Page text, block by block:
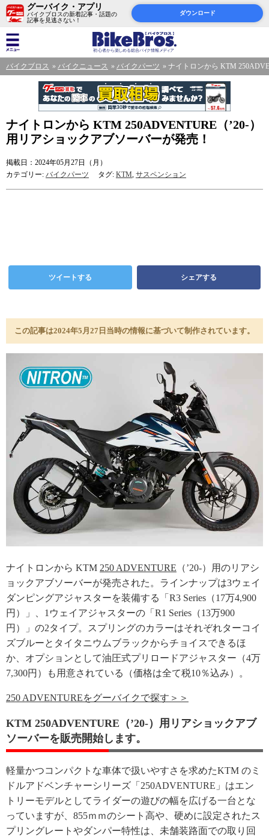
グーバイク・アプリ
バイクブロスの新着記事・話題の
記事を見逃さない！
ダウンロード
バイクブロス バイクニュース バイクパーツ ナイトロンから KTM
ナイトロンから KTM 250ADVENTURE（’20-）
用リアショックアブソーバーが発売！
掲載日：2024年05月27日（月）
カテゴリー: バイクパーツ タグ: KTM, サスペンション
ツイートする シェアする
この記事は2024年5月27日当時の情報に基づいて制作されています。
ナイトロンから KTM 250 ADVENTURE （’20-）用のリアシ
ョックアブソーバーが発売された。ラインナップは3ウェイ
ダンピングアジャスターを装備する「R3 Series（17万4,900
円）」、1ウェイアジャスターの「R1 Series（13万900
円）」の2タイプ。スプリングのカラーはそれぞれターコイ
ズブルーとタイタニウムブラックからチョイスできるほ
か、オプションとして油圧式プリロードアジャスター（4万
7,300円）も用意されている（価格は全て税10％込み）。
250 ADVENTUREをグーバイクで探す＞＞
KTM 250ADVENTURE（’20-）用リアショックアブ
ソーバーを販売開始します。
軽量かつコンパクトな車体で扱いやすさを求めたKTM のミ
ドルアドベンチャーシリーズ「250ADVENTURE」はエン
トリーモデルとしてライダーの遊びの幅を広げる一台とな
っていますが、855ｍｍのシート高や、硬めに設定されたス
プリングレートやダンパー特性は、未舗装路面での取り回